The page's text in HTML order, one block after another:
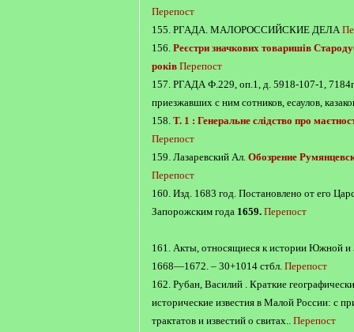
Перепост
155. РГАДА. МАЛОРОССИЙСКИЕ ДЕЛА
156. Реєстри значкових товаришів
років Перепост
157. РГАДА Ф.229, оп.1, д. 5918-107-1,
приезжавших с ним сотников, есаулов,
158. Т. 1 : Генеральне слідство про
Перепост
159. Лазаревский Ал. Обозрение
Перепост
160. Изд. 1683 год. Постановлено от его
Запорожским года 1659. Перепост
161. Акты, относящиеся к истории Южной и
1668—1672. – 30+1014 стбл. Перепост
162. Рубан, Василий . Краткие
исторические известия в Малой России: с
трактатов и известий о свитах.. Перепост